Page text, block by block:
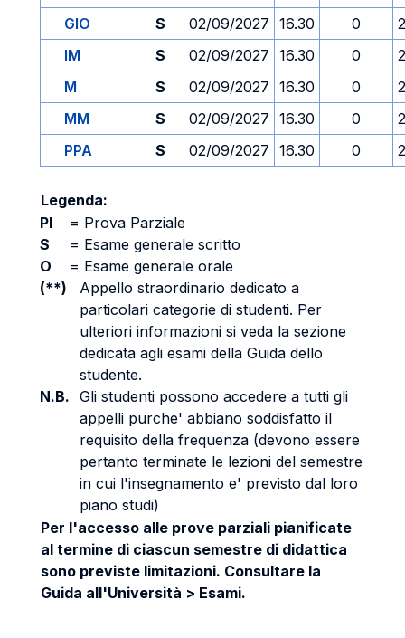
GIO
S 02/09/2027 16.30 0
IM
S 02/09/2027 16.30 0
M
S 02/09/2027 16.30 0
MM
S 02/09/2027 16.30 0
PPA
S 02/09/2027 16.30 0
Legenda:
PI
= Prova Parziale
S
= Esame generale scritto
O
= Esame generale orale
(**)
Appello straordinario dedicato a
particolari categorie di studenti. Per
ulteriori informazioni si veda la sezione
dedicata agli esami della Guida dello
studente.
N.B. Gli studenti possono accedere a tutti gli
appelli purche' abbiano soddisfatto il
requisito della frequenza (devono essere
pertanto terminate le lezioni del semestre
in cui l'insegnamento e' previsto dal loro
piano studi)
Per l'accesso alle prove parziali pianificate
al termine di ciascun semestre di didattica
sono previste limitazioni. Consultare la
Guida all'Università > Esami.